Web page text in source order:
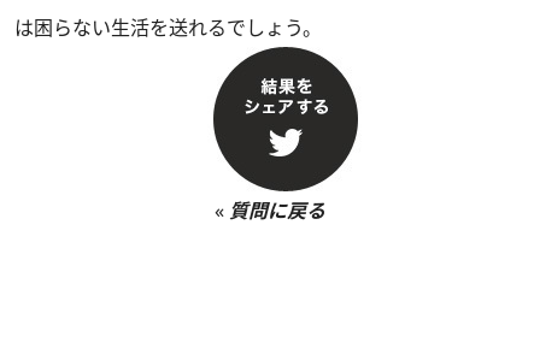
は困らない生活を送れるでしょう。
« 質問に戻る